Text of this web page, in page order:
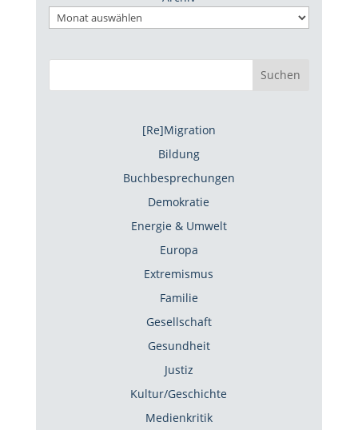
Suchen
[Re]Migration
Bildung
Buchbesprechungen
Demokratie
Energie & Umwelt
Europa
Extremismus
Familie
Gesellschaft
Gesundheit
Justiz
Kultur/Geschichte
Medienkritik